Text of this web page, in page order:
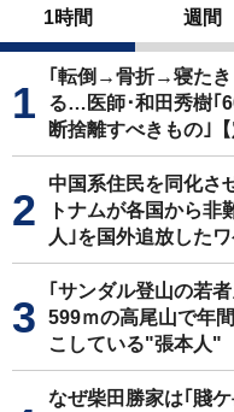
1時間 週間
｢転倒→骨折→寝たき
る…医師･和田秀樹｢
断捨離すべきもの｣
中国系住民を同化さ
トナムが各国から非
人｣を国外追放した
｢サンダル登山の若
599ｍの高尾山で年
こしている"張本人"
なぜ柴田勝家は｢賤